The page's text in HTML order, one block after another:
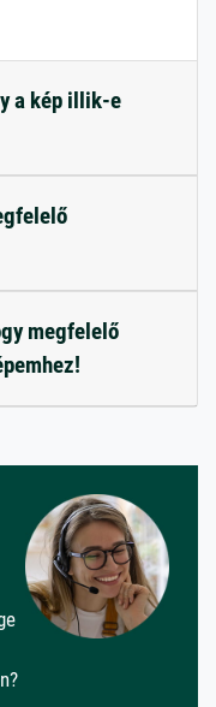
a kép illik-e
megfelelő